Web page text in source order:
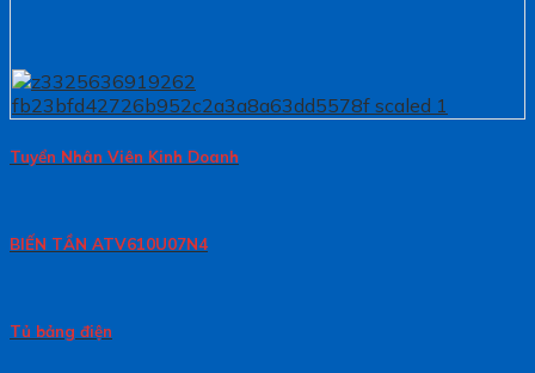
Tuyển Nhân Viên Kinh Doanh
BIẾN TẦN ATV610U07N4
Tủ bảng điện